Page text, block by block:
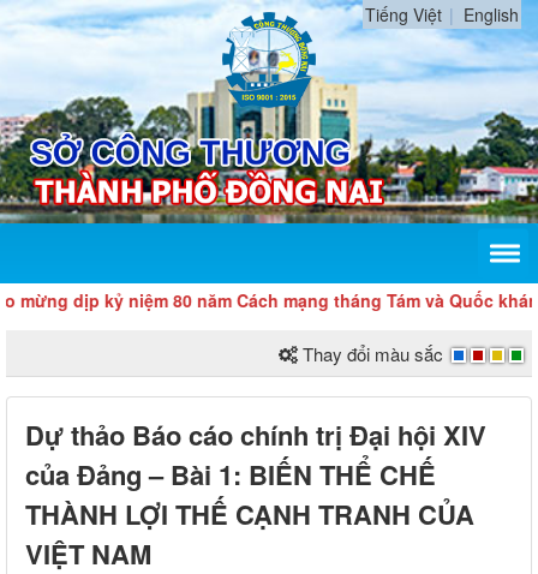
Tiếng Việt English
kỷ niệm 80 năm Cách mạng tháng Tám và Quốc khánh 2/9
Thay đổi màu sắc
Dự thảo Báo cáo chính trị Đại hội XIV
của Đảng – Bài 1: BIẾN THỂ CHẾ
THÀNH LỢI THẾ CẠNH TRANH CỦA
VIỆT NAM